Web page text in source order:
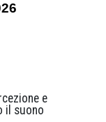
e
il suono